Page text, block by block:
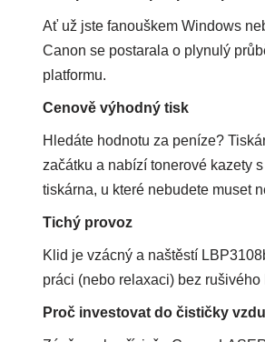
Ať už jste fanouškem Windows
Canon se postarala o plynulý
platformu.
Cenově výhodný tisk
Hledáte hodnotu za peníze?
začátku a nabízí tonerové kazety
tiskárna, u které nebudete muset
Tichý provoz
Klid je vzácný a naštěstí
práci (nebo relaxaci) bez
Proč investovat do čističky